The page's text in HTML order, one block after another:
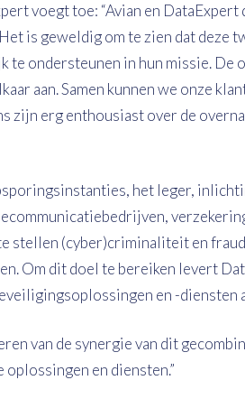
voegt toe: “Avian en
is geweldig om te zien dat deze
te ondersteunen in hun missie. De
aan. Samen kunnen we onze
zijn erg enthousiast over de
het leger,
stellen (cyber)criminaliteit en
Om dit doel te bereiken levert
en -diensten
van de synergie van dit
en diensten.”